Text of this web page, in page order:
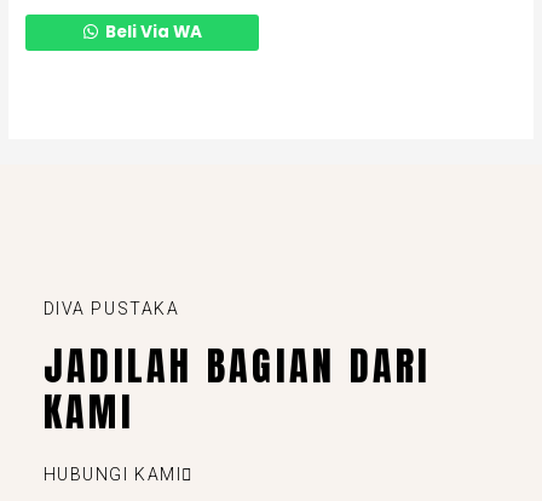
Beli Via WA
DIVA PUSTAKA
JADILAH BAGIAN DARI
KAMI
HUBUNGI KAMI